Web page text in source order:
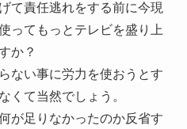
て責任逃れをする前に今現
ってもっとテレビを盛り上
か？
ない事に労力を使おうとす
くて当然でしょう。
が足りなかったのか反省す